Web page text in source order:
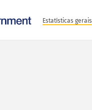
Estatísticas gerais